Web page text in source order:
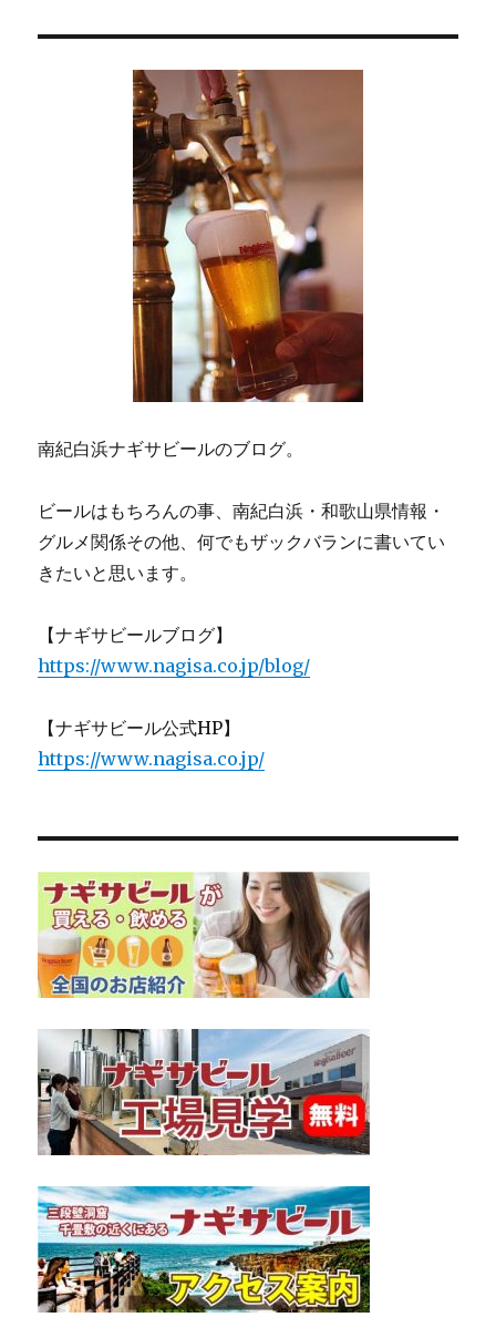
ン
南紀白浜ナギサビールのブログ。
ビールはもちろんの事、南紀白浜・和歌山県情報・
グルメ関係その他、何でもザックバランに書いてい
きたいと思います。
【ナギサビールブログ】
https://www.nagisa.co.jp/blog/
【ナギサビール公式HP】
https://www.nagisa.co.jp/